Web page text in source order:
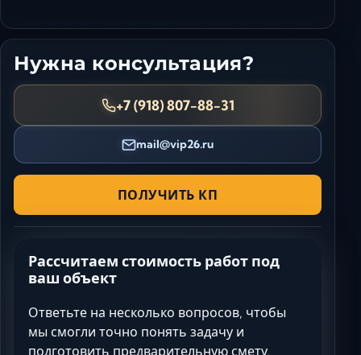
Нужна консультация?
+7 (918) 807-88-31
mail@vip26.ru
ПОЛУЧИТЬ КП
Рассчитаем стоимость работ под
ваш объект
Ответьте на несколько вопросов, чтобы
мы смогли точно понять задачу и
подготовить предварительную смету.